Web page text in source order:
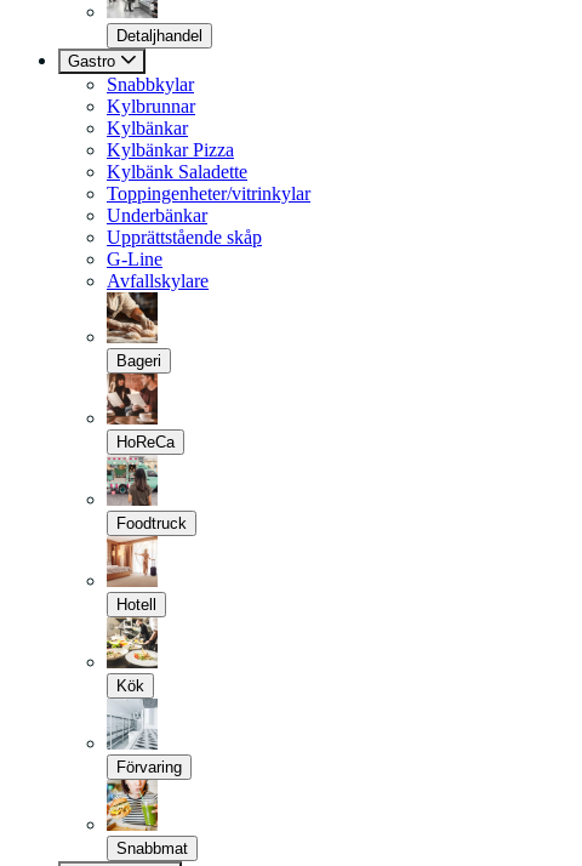
Detaljhandel
Gastro
Snabbkylar
Kylbrunnar
Kylbänkar
Kylbänkar Pizza
Kylbänk Saladette
Toppingenheter/vitrinkylar
Underbänkar
Upprättstående skåp
G-Line
Avfallskylare
Bageri
HoReCa
Foodtruck
Hotell
Kök
Förvaring
Snabbmat